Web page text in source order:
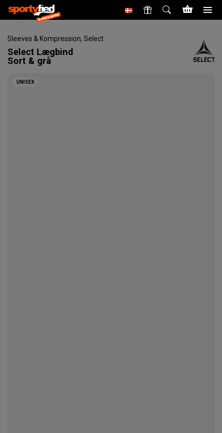
Sleeves & Kompression, Select
Select Lægbind
Sort & grå
UNISEX